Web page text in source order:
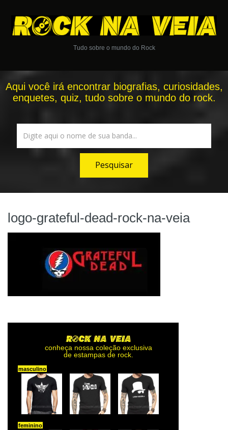
Tudo sobre o mundo do Rock
Aqui você irá encontrar biografias, curiosidades,
enquetes, quiz, tudo sobre o mundo do rock.
logo-grateful-dead-rock-na-veia